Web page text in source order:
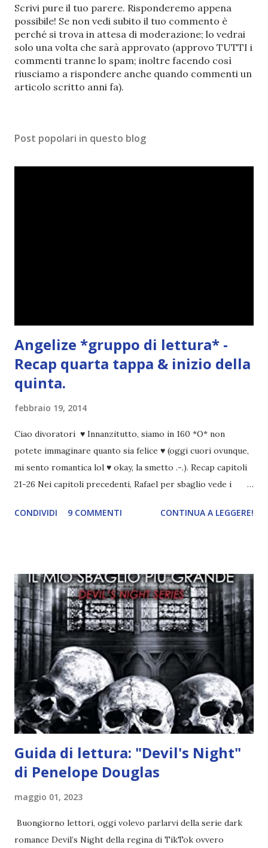
P
o
s
t
a
u
n
m
n
Scrivi pure il tuo parere. Risponderemo appena
possibile! Se non vedi subito il tuo commento è
perché si trova in attesa di moderazione; lo vedrai
solo una volta che sarà approvato (approvo TUTTI i
commenti tranne lo spam; inoltre facendo così
riusciamo a rispondere anche quando commenti un
articolo scritto anni fa).
Post popolari in questo blog
Angelize *gruppo di lettura* -
Recap quarta tappa & inizio della
quinta.
febbraio 19, 2014
Ciao divoratori ♥ Innanzitutto, siamo in 160 *O* non
potete immaginare quanto sia felice ♥ (oggi cuori ovunque,
mi sento romantica lol ♥ okay, la smetto .-.). Recap capitoli
21-26 Nei capitoli precedenti, Rafael per sbaglio vede i
incontrano e Hesediel mostra loro come combattere i puri.
angelo puro, Elemiah. Ma, a differenza di cosa pensano,
l'angelo non ha intenzione di fare una strage, piuttosto è lì
per avvertili che Mikael non è più "l'angelo puro" che
credono e che potrebbe aver ucciso altri mezzi angeli, tipo
Rafael. A quelle parole, Haniel seguito da altri ibridi, si reca
nell'appartamento, senza risultati. Infine cercano nella
chiesetta. Lì trovano Rafael alle prese con gli angeli puri,
ma questa volta ...
CONDIVIDI 9 COMMENTI CONTINUA A LEGGERE!
Guida di lettura: "Devil's Night"
di Penelope Douglas
maggio 01, 2023
Buongiorno lettori, oggi volevo parlarvi della serie dark
romance Devil’s Night della regina di TikTok ovvero